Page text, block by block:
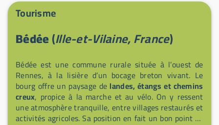
commerçants ont signé la charte garantissant des
prestations adaptées aux itinéraires, dans le respect
poser vos roues et explorer la région en toute
Tourisme
Bédée(Ille-et-Vilaine, France)
Bédée est une commune rurale située à l’ouest de
Rennes, à la lisière d’un bocage breton vivant. Le
bourg offre un paysage de landes, étangs et chemins
creux, propice à la marche et au vélo. On y ressent
une atmosphère tranquille, entre villages restaurés et
activités agricoles. Sa position en fait un bon point de